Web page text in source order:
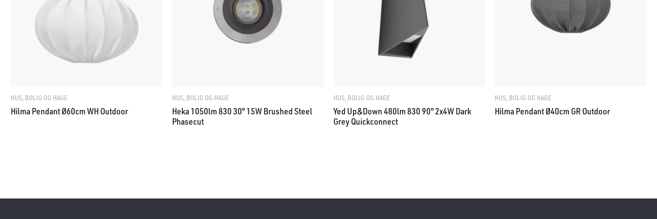
HUS, BOLIG OG HAGE
Hilma Pendant Ø60cm WH Outdoor
HUS, BOLIG OG HAGE
Heka 1050lm 830 30° 15W Brushed Steel
Phasecut
HUS, BOLIG OG HAGE
Yed Up&Down 480lm 830 90° 2x4W Dark
Grey Quickconnect
HUS, BOLIG OG HAGE
Hilma Pendant Ø40cm GR Outdoor